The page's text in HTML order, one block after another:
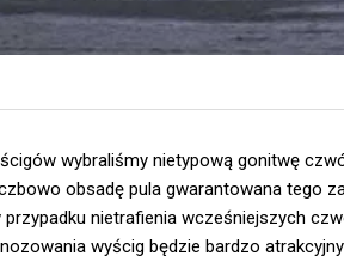
wybraliśmy nietypową gonitwę
obsadę pula gwarantowana tego
nietrafienia wcześniejszych
wyścig będzie bardzo